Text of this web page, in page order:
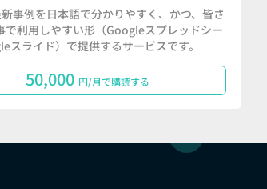
事例を日本語で分かりやすく、かつ、皆さ
で利用しやすい形（Googleスプレッドシー
スライド）で提供するサービスです。
50,000 円/月で購読する